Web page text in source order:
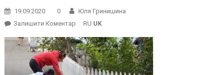
19.09.2020 0
Юля Гринишина
Залишити КоментарOn RU UK